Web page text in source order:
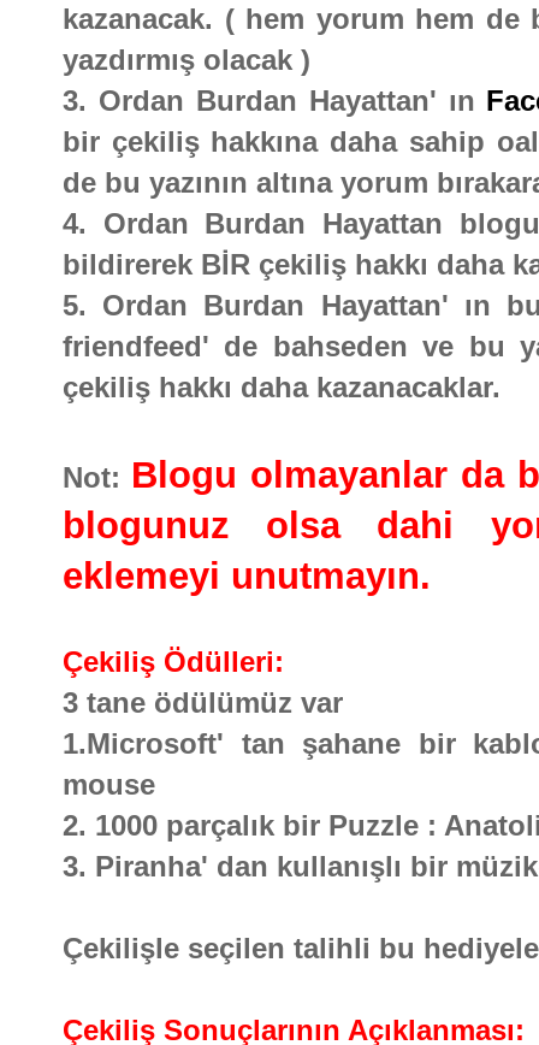
kazanacak. ( hem yorum hem
yazdırmış olacak )
3. Ordan Burdan Hayattan' ın
bir çekiliş hakkına daha sahip
de bu yazının altına yorum
4. Ordan Burdan Hayattan
bildirerek BİR çekiliş hakkı daha
5. Ordan Burdan Hayattan' ın
friendfeed' de bahseden ve bu
çekiliş hakkı daha kazanacaklar.
Not: Blogu olmayanlar da
blogunuz olsa dahi
eklemeyi unutmayın.
Çekiliş Ödülleri:
3 tane ödülümüz var
1.Microsoft' tan şahane bir
mouse
2. 1000 parçalık bir Puzzle :
3. Piranha' dan kullanışlı bir
Çekilişle seçilen talihli bu
Çekiliş Sonuçlarının Açıklanması: